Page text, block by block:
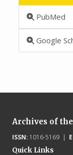
PubMed
Google
Archives of
ISSN:1016-5169 |
Quick Links